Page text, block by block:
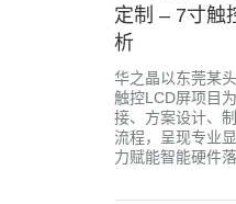
定制 – 7寸触
析
华之晶以东莞某
触控LCD屏项目
接、方案设计、
流程，呈现专业
力赋能智能硬件落